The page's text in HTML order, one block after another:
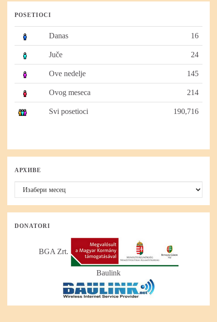
POSETIOCI
Danas 16
Juče 24
Ove nedelje 145
Ovog meseca 214
Svi posetioci 190,716
АРХИВЕ
Архиве
DONATORI
BGA Zrt.
Baulink